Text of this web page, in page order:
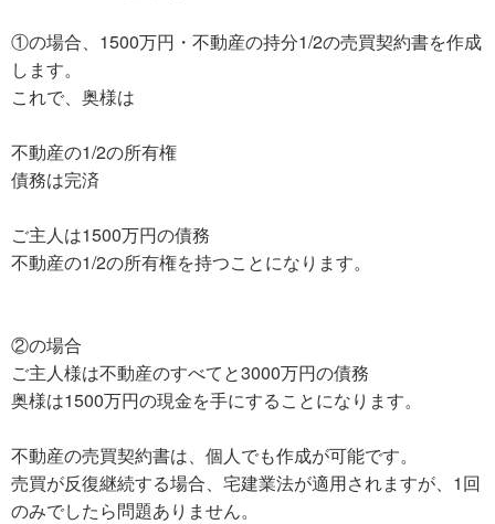
①の場合、1500万円・不動産の持分1/2の売買契約書を作成
します。
これで、奥様は
不動産の1/2の所有権
債務は完済
ご主人は1500万円の債務
不動産の1/2の所有権を持つことになります。
②の場合
ご主人様は不動産のすべてと3000万円の債務
奥様は1500万円の現金を手にすることになります。
不動産の売買契約書は、個人でも作成が可能です。
売買が反復継続する場合、宅建業法が適用されますが、1回
のみでしたら問題ありません。